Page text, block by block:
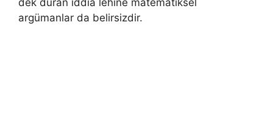
dek duran iddia lehine matematiksel
argümanlar da belirsizdir.